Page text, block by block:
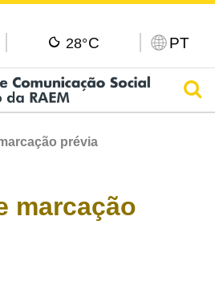
28°C PT
prévia
marcação